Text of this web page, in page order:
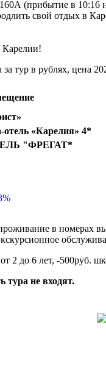
(прибытие в 10:16
свой отдых в
Карелии!
тур в рублях, цена
отель «Карелия» 4*
"ФРЕГАТ*
в номерах
2 до 6 лет, -500руб.
тура не входят.